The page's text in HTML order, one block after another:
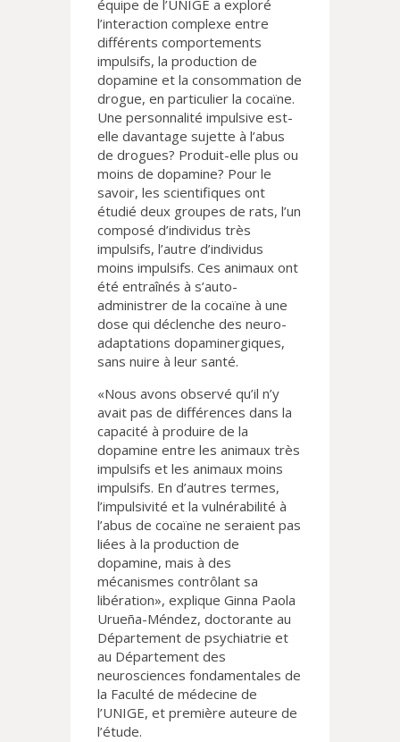
équipe de l’UNIGE a exploré
l’interaction complexe entre
différents comportements
impulsifs, la production de
dopamine et la consommation de
drogue, en particulier la cocaïne.
Une personnalité impulsive est-
elle davantage sujette à l’abus
de drogues? Produit-elle plus ou
moins de dopamine? Pour le
savoir, les scientifiques ont
étudié deux groupes de rats, l’un
composé d’individus très
impulsifs, l’autre d’individus
moins impulsifs. Ces animaux ont
été entraînés à s’auto-
administrer de la cocaïne à une
dose qui déclenche des neuro-
adaptations dopaminergiques,
sans nuire à leur santé.
«Nous avons observé qu’il n’y
avait pas de différences dans la
capacité à produire de la
dopamine entre les animaux très
impulsifs et les animaux moins
impulsifs. En d’autres termes,
l’impulsivité et la vulnérabilité à
l’abus de cocaïne ne seraient pas
liées à la production de
dopamine, mais à des
mécanismes contrôlant sa
libération», explique Ginna Paola
Urueña-Méndez, doctorante au
Département de psychiatrie et
au Département des
neurosciences fondamentales de
la Faculté de médecine de
l’UNIGE, et première auteure de
l’étude.